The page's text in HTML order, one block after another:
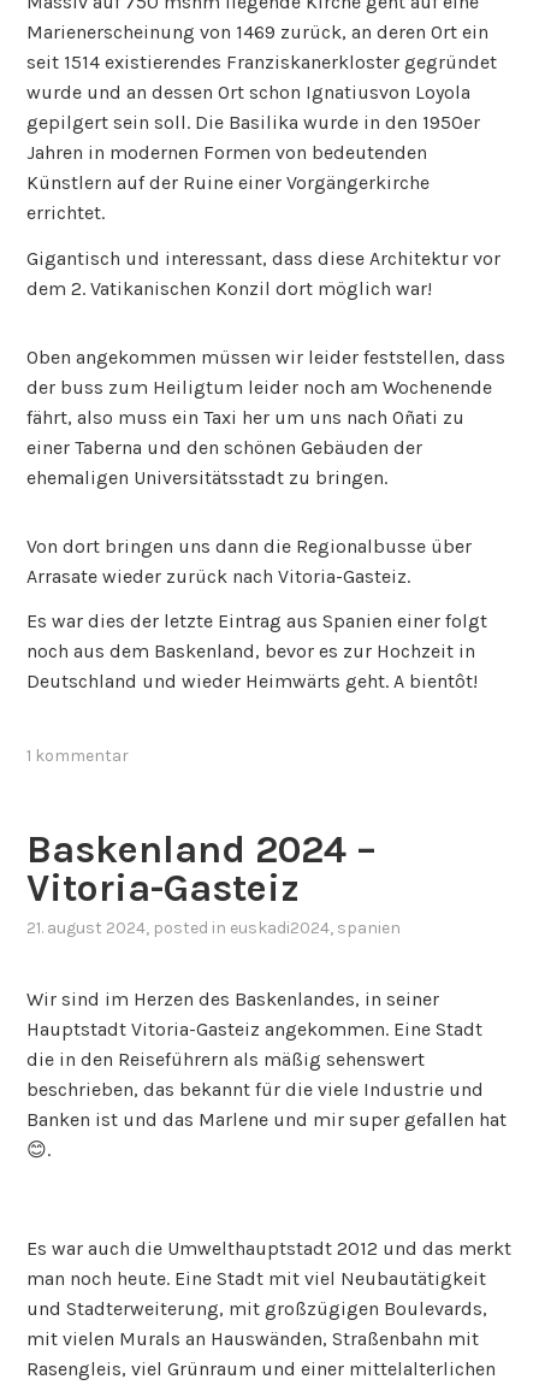
Marienerscheinung von 1469 zurück, an deren Ort ein
seit 1514 existierendes Franziskanerkloster gegründet
wurde und an dessen Ort schon Ignatiusvon Loyola
gepilgert sein soll. Die Basilika wurde in den 1950er
Jahren in modernen Formen von bedeutenden
Künstlern auf der Ruine einer Vorgängerkirche
errichtet.
Gigantisch und interessant, dass diese Architektur vor
dem 2. Vatikanischen Konzil dort möglich war!
Oben angekommen müssen wir leider feststellen, dass
der buss zum Heiligtum leider noch am Wochenende
fährt, also muss ein Taxi her um uns nach Oñati zu
einer Taberna und den schönen Gebäuden der
ehemaligen Universitätsstadt zu bringen.
Von dort bringen uns dann die Regionalbusse über
Arrasate wieder zurück nach Vitoria-Gasteiz.
Es war dies der letzte Eintrag aus Spanien einer folgt
noch aus dem Baskenland, bevor es zur Hochzeit in
Deutschland und wieder Heimwärts geht. A bientôt!
1 kommentar
Baskenland 2024 –
Vitoria-Gasteiz
21. august 2024, posted in euskadi2024, spanien
Wir sind im Herzen des Baskenlandes, in seiner
Hauptstadt Vitoria-Gasteiz angekommen. Eine Stadt
die in den Reiseführern als mäßig sehenswert
beschrieben, das bekannt für die viele Industrie und
Banken ist und das Marlene und mir super gefallen hat
😊.
Es war auch die Umwelthauptstadt 2012 und das merkt
man noch heute. Eine Stadt mit viel Neubautätigkeit
und Stadterweiterung, mit großzügigen Boulevards,
mit vielen Murals an Hauswänden, Straßenbahn mit
Rasengleis, viel Grünraum und einer mittelalterlichen